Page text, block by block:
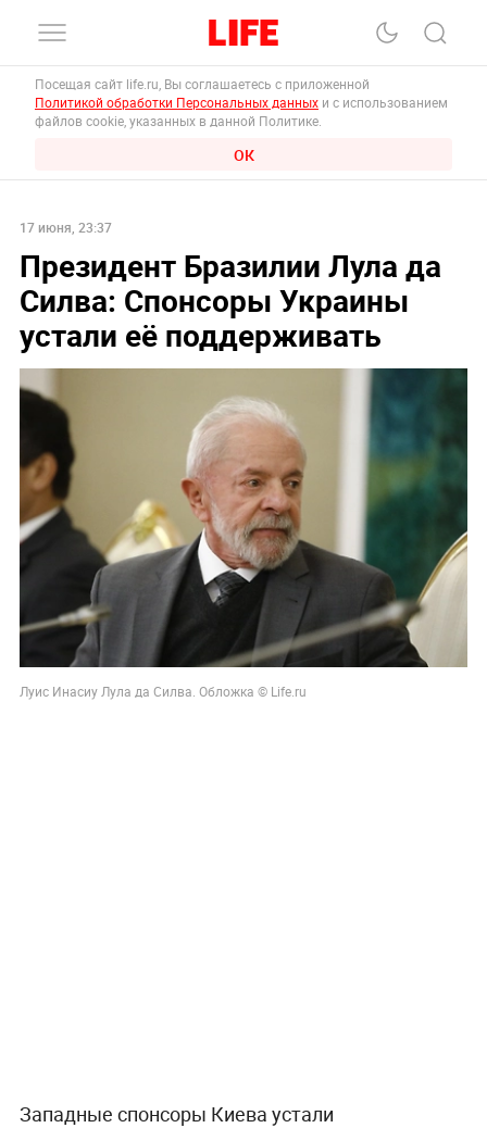
Посещая сайт life.ru, Вы соглашаетесь с приложенной
Политикой обработки Персональных данных и с использованием
файлов cookie, указанных в данной Политике.
ОК
17 июня, 23:37
Президент Бразилии Лула да
Силва: Cпонсоры Украины
устали её поддерживать
Луис Инасиу Лула да Силва. Обложка © Life.ru
Западные спонсоры Киева устали